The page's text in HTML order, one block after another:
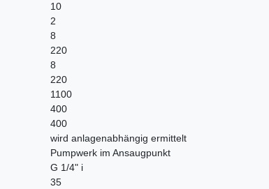
10
2
8
220
8
220
1100
400
400
wird anlagenabhängig ermittelt
Pumpwerk im Ansaugpunkt
G 1/4" i
35